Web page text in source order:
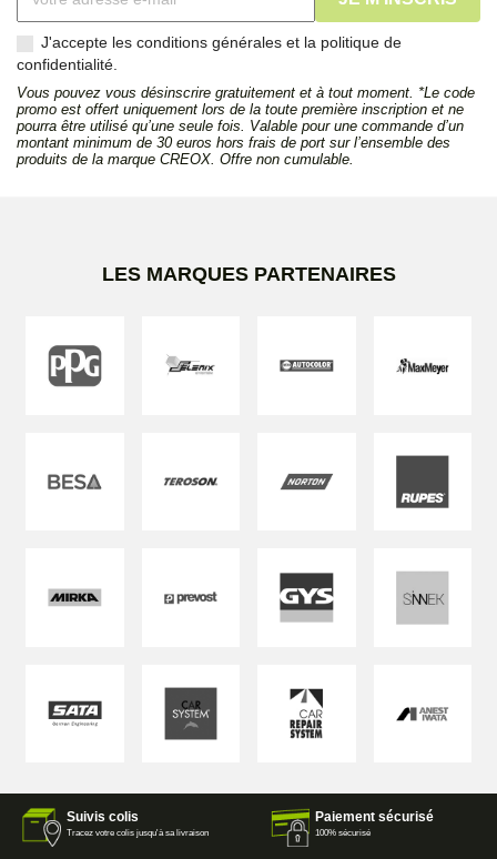
J'accepte les conditions générales et la politique de
confidentialité.
Vous pouvez vous désinscrire gratuitement et à tout moment. *Le code
promo est offert uniquement lors de la toute première inscription et ne
pourra être utilisé qu’une seule fois. Valable pour une commande d’un
montant minimum de 30 euros hors frais de port sur l’ensemble des
produits de la marque CREOX. Offre non cumulable.
LES MARQUES PARTENAIRES
Suivis colis
Tracez votre colis jusqu'à sa livraison
Paiement sécurisé
100% sécurisé